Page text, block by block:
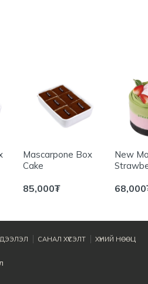
Mascarpone Box
Cake
85,000₮
New
68,000
САНАЛ ХҮСЭЛТ ХҮНИЙ НӨӨЦ